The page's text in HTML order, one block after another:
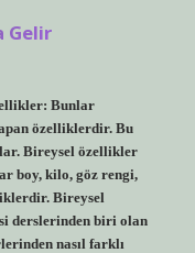
Gelir
Bunlar
özelliklerdir. Bu
Bireysel özellikler
boy, kilo, göz rengi,
Bireysel
derslerinden biri olan
nasıl farklı